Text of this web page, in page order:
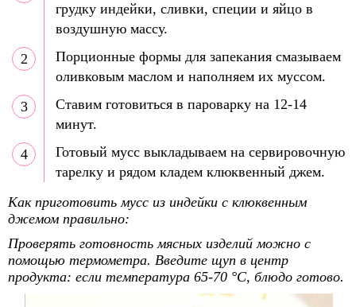
грудку индейки, сливки, специи и яйцо в
воздушную массу.
Порционные формы для запекания смазываем
оливковым маслом и наполняем их муссом.
Ставим готовиться в пароварку на 12-14
минут.
Готовый мусс выкладываем на сервировочную
тарелку и рядом кладем клюквенный джем.
Как приготовить мусс из индейки с клюквенным
джемом правильно:
Проверять готовность мясных изделий можно с
помощью термометра. Введите щуп в центр
продукта: если температура 65-70 °С, блюдо готово.